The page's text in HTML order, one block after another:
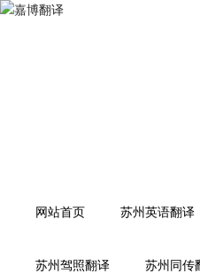
网站首页 苏州英语翻译
苏州驾照翻译 苏州同传